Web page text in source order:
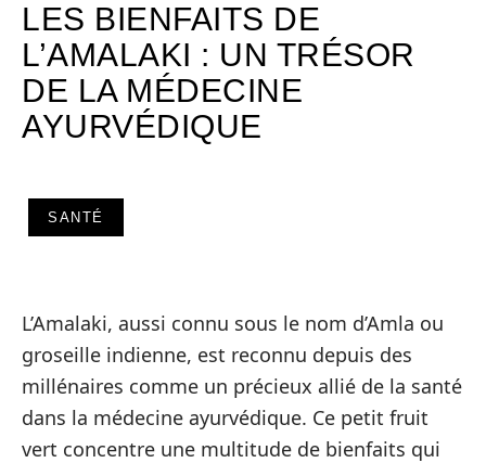
LES BIENFAITS DE
L’AMALAKI : UN TRÉSOR
DE LA MÉDECINE
AYURVÉDIQUE
SANTÉ
L’Amalaki, aussi connu sous le nom d’Amla ou
groseille indienne, est reconnu depuis des
millénaires comme un précieux allié de la santé
dans la médecine ayurvédique. Ce petit fruit
vert concentre une multitude de bienfaits qui